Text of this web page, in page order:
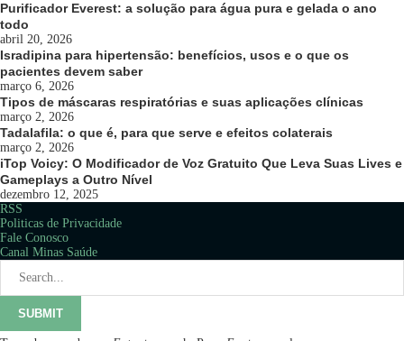
Purificador Everest: a solução para água pura e gelada o ano
todo
abril 20, 2026
Isradipina para hipertensão: benefícios, usos e o que os
pacientes devem saber
março 6, 2026
Tipos de máscaras respiratórias e suas aplicações clínicas
março 2, 2026
Tadalafila: o que é, para que serve e efeitos colaterais
março 2, 2026
iTop Voicy: O Modificador de Voz Gratuito Que Leva Suas Lives e
Gameplays a Outro Nível
dezembro 12, 2025
RSS
Politicas de Privacidade
Fale Conosco
Canal Minas Saúde
SUBMIT